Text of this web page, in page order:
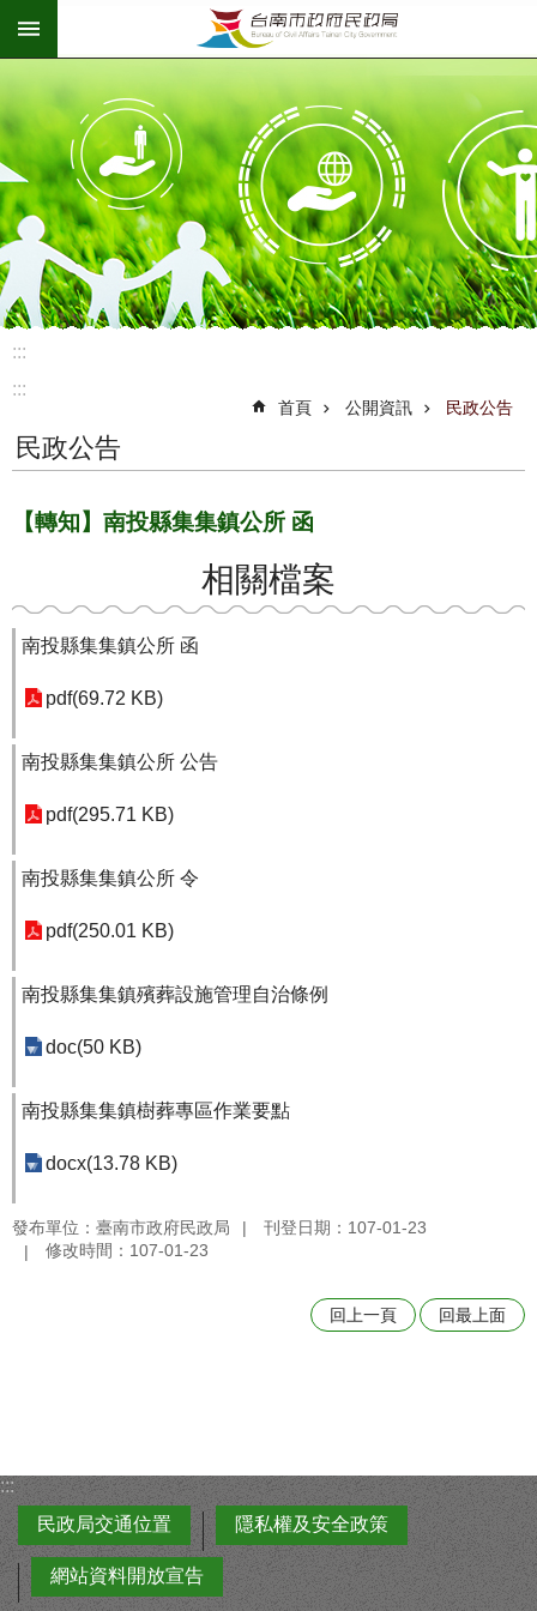
跳到主要內容區塊
:::
:::
首頁 公開資訊 民政公告
民政公告
【轉知】南投縣集集鎮公所 函
相關檔案
南投縣集集鎮公所 函
pdf(69.72 KB)
南投縣集集鎮公所 公告
pdf(295.71 KB)
南投縣集集鎮公所 令
pdf(250.01 KB)
南投縣集集鎮殯葬設施管理自治條例
doc(50 KB)
南投縣集集鎮樹葬專區作業要點
docx(13.78 KB)
發布單位：臺南市政府民政局
刊登日期：107-01-23
修改時間：107-01-23
回上一頁 回最上面
:::
民政局交通位置
隱私權及安全政策
網站資料開放宣告